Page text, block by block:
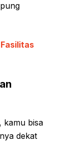
kamu bisa
dekat